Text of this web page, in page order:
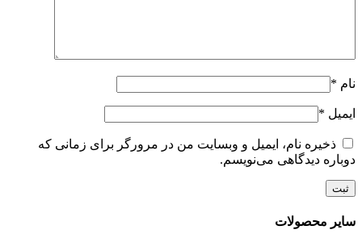
نام *
ایمیل *
ذخیره نام، ایمیل و وبسایت من در مرورگر برای زمانی که
دوباره دیدگاهی می‌نویسم.
سایر محصولات